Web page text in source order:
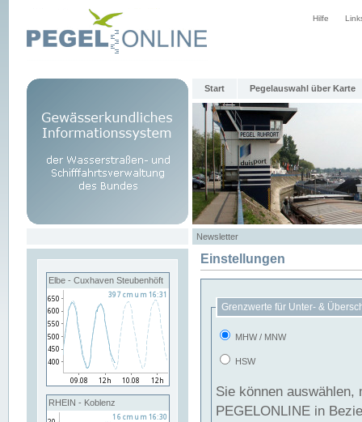
Hilfe
Start Pegelauswahl über Karte
Newsletter
Elbe - Cuxhaven Steubenhöft
RHEIN - Koblenz
Einstellungen
Grenzwerte für Unter- &
MHW / MNW
HSW
Sie können
PEGELONLINE in Beziehung